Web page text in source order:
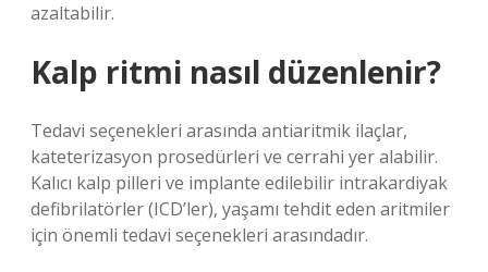
azaltabilir.
Kalp ritmi nasıl düzenlenir?
Tedavi seçenekleri arasında antiaritmik ilaçlar,
kateterizasyon prosedürleri ve cerrahi yer alabilir.
Kalıcı kalp pilleri ve implante edilebilir intrakardiyak
defibrilatörler (ICD’ler), yaşamı tehdit eden aritmiler
için önemli tedavi seçenekleri arasındadır.